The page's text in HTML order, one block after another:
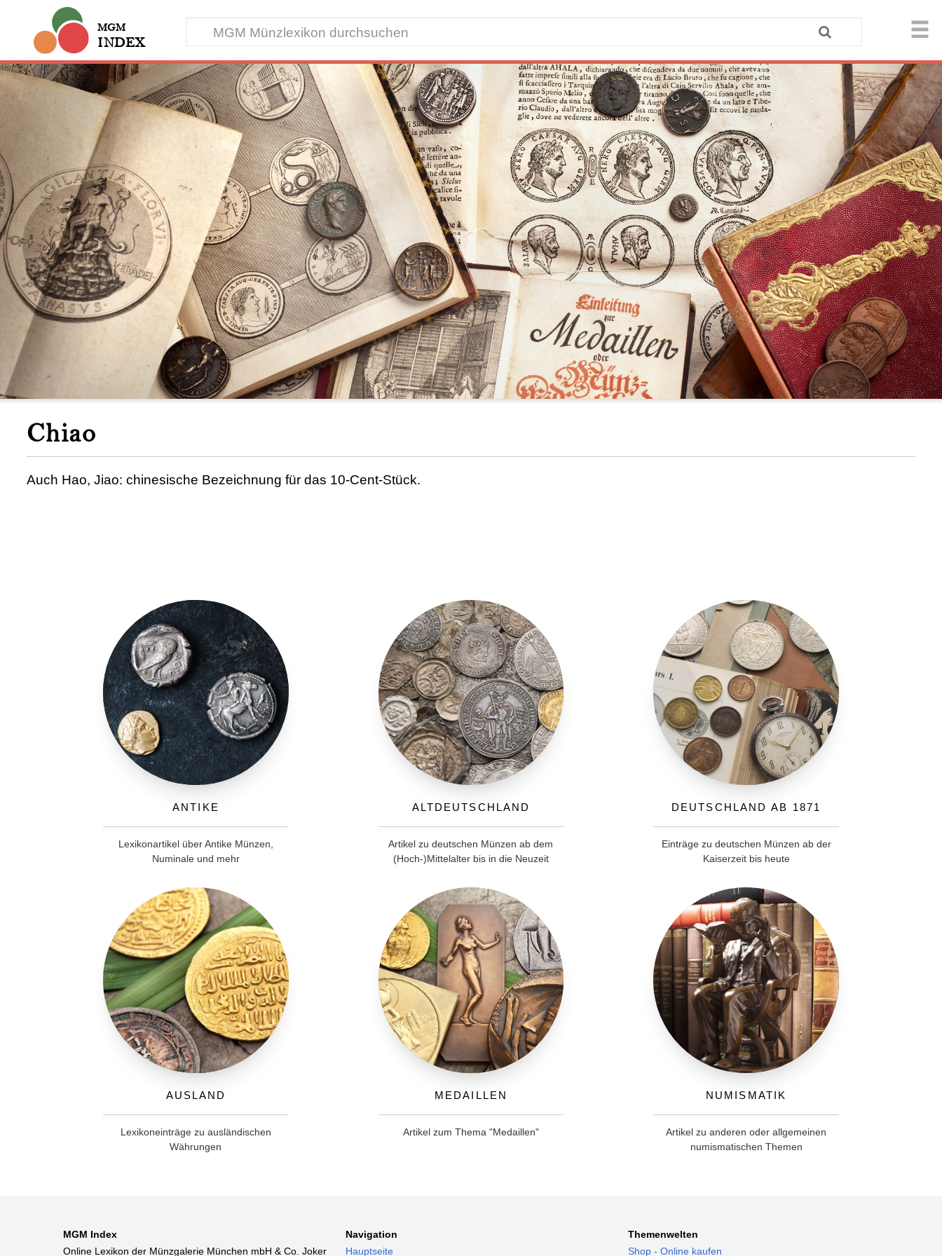
MGM
INDEX
Chiao
Auch Hao, Jiao: chinesische Bezeichnung für das 10-Cent-Stück.
Antike
Lexikonartikel über Antike Münzen,
Numinale und mehr
Altdeutschland
Artikel zu deutschen Münzen ab dem
(Hoch-)Mittelalter bis in die Neuzeit
Deutschland ab 1871
Einträge zu deutschen Münzen ab der
Kaiserzeit bis heute
Ausland
Lexikoneinträge zu ausländischen
Währungen
Medaillen
Artikel zum Thema "Medaillen"
Numismatik
Artikel zu anderen oder allgemeinen
numismatischen Themen
MGM Index
Online Lexikon der Münzgalerie München mbH & Co. Joker
Navigation
Hauptseite
Themenwelten
Shop - Online kaufen